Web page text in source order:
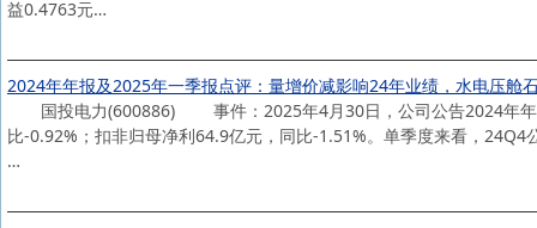
益0.4763元…
2024年年报及2025年一季报点评：量增价减影响24年业绩，水电压舱
国投电力(600886) 事件：2025年4月30日，公司公告2024年年
比-0.92%；扣非归母净利64.9亿元，同比-1.51%。单季度来看，
…